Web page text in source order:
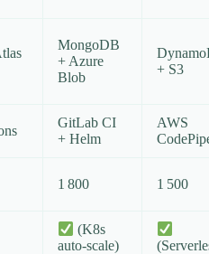
MongoDB
+ Azure
Blob
+ S3
GitLab CI
+ Helm
AWS
1 800 1 500
(K8s
auto‑scale)